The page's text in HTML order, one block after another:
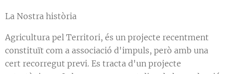
La Nostra història
Agricultura pel Territori, és un projecte recentment
constituït com a associació d'impuls, però amb una
cert recorregut previ. Es tracta d'un projecte